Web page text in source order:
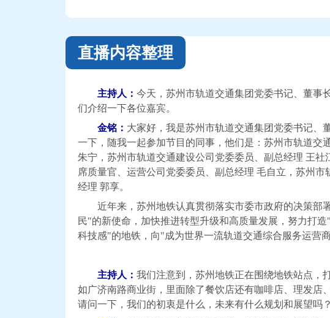
直播内容整理
主持人： 今天，苏州市轨道交通集团党委书记、董事
们介绍一下各位嘉宾。
金铭 ： 大家好，我是苏州市轨道交通集团党委书记、
一下，随我一起参加节目的同事，他们是：苏州市轨道交
朱宁，苏州市轨道交通建设公司党委委员、副总经理 王社
席质量官、运营公司党委委员、副总经理 毛自立，苏州市
经理 郭享。
近年来，苏州地铁认真贯彻落实市委市政府的决策部
民"的新使命，加快推进转型升级和高质量发展，努力打造
科技感"的地铁，向"成为世界一流轨道交通综合服务运营
主持人： 我们注意到，苏州地铁正在围绕地铁站点，
如广济南路商业街，里面除了餐饮店还有咖啡店、理发店
请问一下，我们的初衷是什么，未来有什么规划和展望吗？